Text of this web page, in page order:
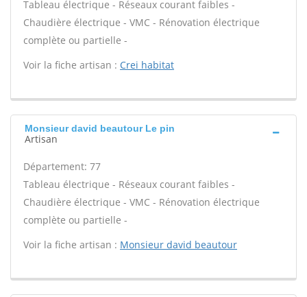
Tableau électrique - Réseaux courant faibles -
Chaudière électrique - VMC - Rénovation électrique
complète ou partielle -
Voir la fiche artisan : Crei habitat
Monsieur david beautour Le pin
Artisan
Département: 77
Tableau électrique - Réseaux courant faibles -
Chaudière électrique - VMC - Rénovation électrique
complète ou partielle -
Voir la fiche artisan : Monsieur david beautour